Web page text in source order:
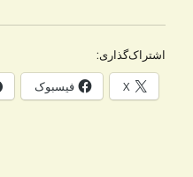
اشتراک‌گذاری:
X فیسبوک